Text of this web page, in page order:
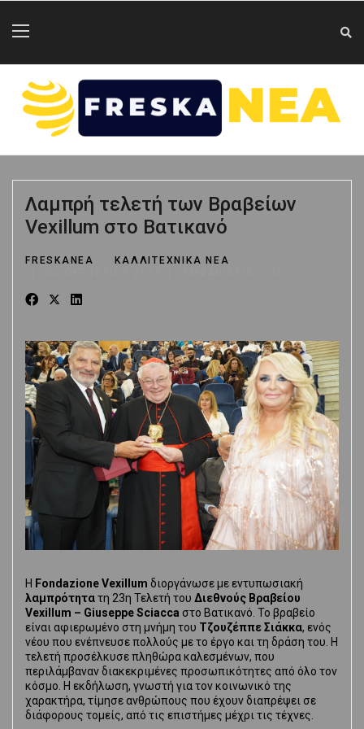
Λαμπρή τελετή των Βραβείων
Vexillum στο Βατικανό
FRESKANEA
ΚΑΛΛΙΤΕΧΝΙΚΑ ΝΕΑ
Η Fondazione Vexillum διοργάνωσε με εντυπωσιακή
λαμπρότητατη 23η Τελετή του Διεθνούς Βραβείου
Vexillum – Giuseppe Sciacca στο Βατικανό. Το βραβείο
είναι αφιερωμένο στη μνήμη του Τζουζέππε Σιάκκα, ενός
νέου που ενέπνευσε πολλούς με το έργο και τη δράση του. Η
τελετή προσέλκυσε πληθώρα καλεσμένων, που
περιλάμβαναν διακεκριμένες προσωπικότητες από όλο τον
κόσμο. Η εκδήλωση, γνωστή για τον κοινωνικό της
χαρακτήρα, τίμησε ανθρώπους που έχουν διαπρέψει σε
διάφορους τομείς, από τις επιστήμες μέχρι τις τέχνες.